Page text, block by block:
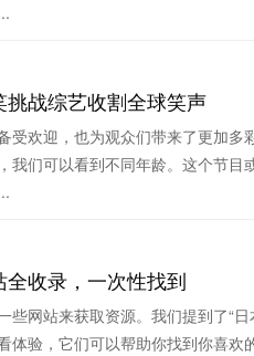
战综艺收割全球笑声
受欢迎，也为观众们带来了更加多
我们可以看到不同年龄。这个节目
收录，一次性找到
网站来获取资源。我们提到了“
体验，它们可以帮助你找到你喜欢